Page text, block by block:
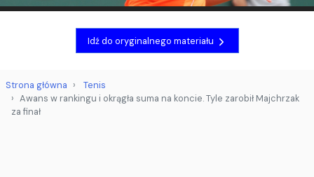
Idź do oryginalnego materiału
Strona główna
Tenis
Awans w rankingu i okrągła suma na koncie. Tyle zarobił Majchrzak
za finał